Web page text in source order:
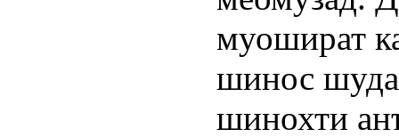
муошират
шинос
шинохти